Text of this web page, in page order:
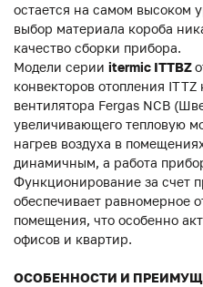
остается на самом высоком
выбор материала короба
качество сборки прибора.
Модели серии itermic ITTBZ
конвекторов отопления
вентилятора Fergas NCB
увеличивающего тепловую
нагрев воздуха в
динамичным, а работа
Функционирование за счет
обеспечивает равномерное
помещения, что особенно
офисов и квартир.
ОСОБЕННОСТИ И